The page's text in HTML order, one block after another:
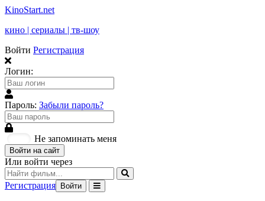
KinoStart.net
кино | сериалы | тв-шоу
Войти Регистрация
Логин:
Пароль: Забыли пароль?
Не запоминать меня
Войти на сайт
Или войти через
Регистрация Войти